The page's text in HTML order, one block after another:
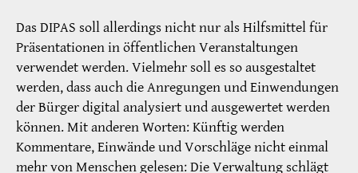
Das DIPAS soll allerdings nicht nur als Hilfsmittel für
Präsentationen in öffentlichen Veranstaltungen
verwendet werden. Vielmehr soll es so ausgestaltet
werden, dass auch die Anregungen und Einwendungen
der Bürger digital analysiert und ausgewertet werden
können. Mit anderen Worten: Künftig werden
Kommentare, Einwände und Vorschläge nicht einmal
mehr von Menschen gelesen: Die Verwaltung schlägt